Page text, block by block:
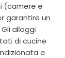
(camere e
garantire un
alloggi
di cucine
e